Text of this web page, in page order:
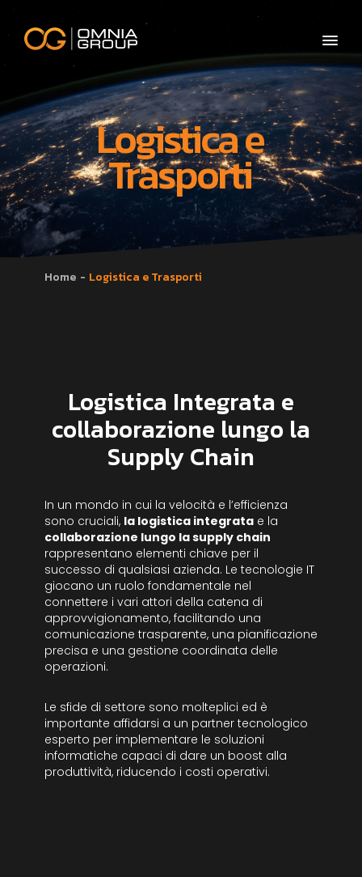
Logistica e
Trasporti
Home Logistica e Trasporti
Logistica Integrata e
collaborazione lungo la
Supply Chain
In un mondo in cui la velocità e l’efficienza
sono cruciali, la logistica integrata e la
collaborazione lungo la supply chain
rappresentano elementi chiave per il
successo di qualsiasi azienda. Le tecnologie IT
giocano un ruolo fondamentale nel
connettere i vari attori della catena di
approvvigionamento, facilitando una
comunicazione trasparente, una pianificazione
precisa e una gestione coordinata delle
operazioni.
Le sfide di settore sono molteplici ed è
importante affidarsi a un partner tecnologico
esperto per implementare le soluzioni
informatiche capaci di dare un boost alla
produttività, riducendo i costi operativi.